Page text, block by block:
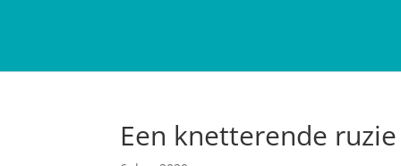
Een knetterende ruzie